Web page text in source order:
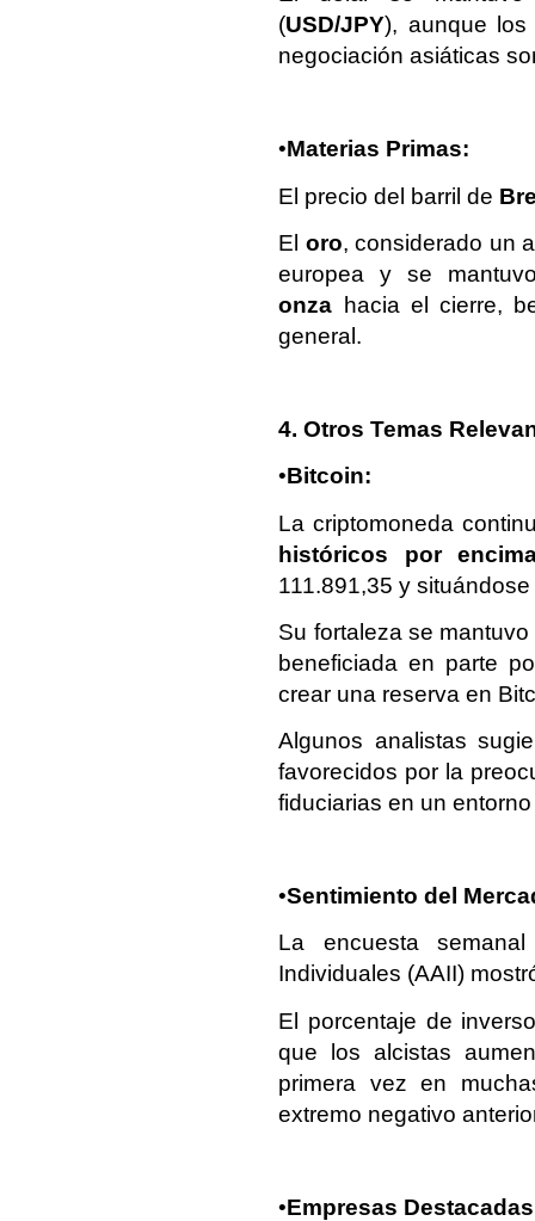
(USD/JPY), aunque
negociación asiáticas
•Materias Primas:
El precio del barril de
El oro, considerado un
europea y se
onza hacia el cierre,
general.
4. Otros Temas
•Bitcoin:
La criptomoneda
históricos por
111.891,35 y
Su fortaleza se
beneficiada en parte
crear una reserva en
Algunos analistas
favorecidos por la
fiduciarias en un
•Sentimiento del
La encuesta
Individuales (AAII)
El porcentaje de
que los alcistas
primera vez en
extremo negativo
•Empresas